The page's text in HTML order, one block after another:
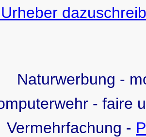
Naturwerbung -
- faire
Vermehrfachung -